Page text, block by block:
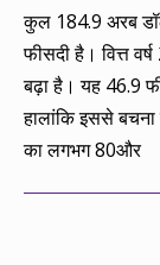
कुल 184.9 अरब
फीसदी है। वित्त
बढ़ा है। यह 46.9
हालांकि इससे
का लगभग 80और